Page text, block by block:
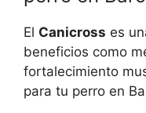
El Canicross es
beneficios como
fortalecimiento
para tu perro en